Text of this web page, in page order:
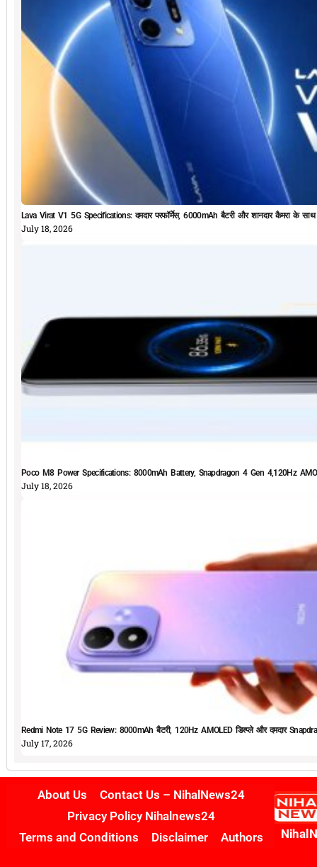
Lava Virat V1 5G Specifications: दमदार परफॉर्मेस, 6000mAh बैटरी और शानदार कैमरा के
July 18, 2026
Poco M8 Power Specifications: 8000mAh Battery, Snapdragon 4 Gen 4,120Hz
July 18, 2026
Redmi Note 17 5G Review: 8000mAh बैटरी, 120Hz AMOLED डिस्प्ले और दमदार
July 17, 2026
About Us
Contact Us – NihalNews24
Privacy Policy Nihalnews24
Terms and Conditions
Disclaimer Authors